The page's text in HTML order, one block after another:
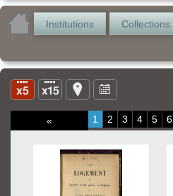
Institutions Collections
« 1 2 3 4 5 6